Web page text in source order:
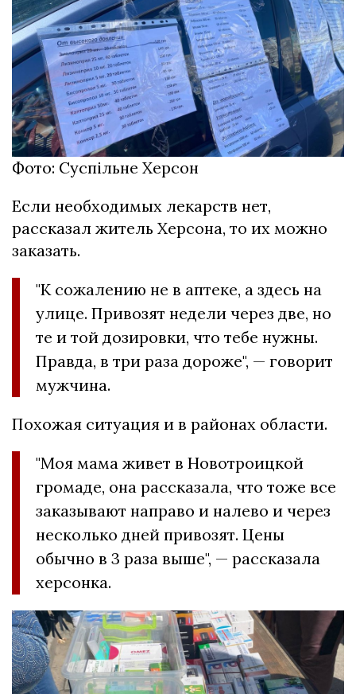
Фото: Суспільне Херсон
Если необходимых лекарств нет,
рассказал житель Херсона, то их можно
заказать.
"К сожалению не в аптеке, а здесь на
улице. Привозят недели через две, но
те и той дозировки, что тебе нужны.
Правда, в три раза дороже", — говорит
мужчина.
Похожая ситуация и в районах области.
"Моя мама живет в Новотроицкой
громаде, она рассказала, что тоже все
заказывают направо и налево и через
несколько дней привозят. Цены
обычно в 3 раза выше", — рассказала
херсонка.